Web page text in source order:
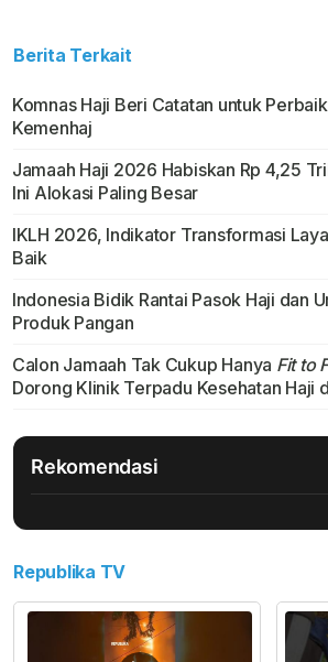
Berita Terkait
Komnas Haji Beri Catatan untuk
Kemenhaj
Jamaah Haji 2026 Habiskan Rp 4,25
Ini Alokasi Paling Besar
IKLH 2026, Indikator Transformasi
Baik
Indonesia Bidik Rantai Pasok Haji dan
Produk Pangan
Calon Jamaah Tak Cukup Hanya Fit to
Dorong Klinik Terpadu Kesehatan Haji
Rekomendasi
Republika TV